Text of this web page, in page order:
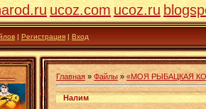
ucoz.com ucoz.ru
| Регистрация | Вход
Главная » Файлы » «МОЯ РЫБАЦКАЯ
Налим